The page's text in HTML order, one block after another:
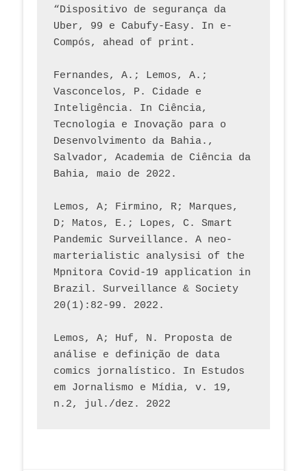
“Dispositivo de segurança da
Uber, 99 e Cabufy-Easy. In e-
Compós, ahead of print.
Fernandes, A.; Lemos, A.;
Vasconcelos, P. Cidade e
Inteligência. In Ciência,
Tecnologia e Inovação para o
Desenvolvimento da Bahia.,
Salvador, Academia de Ciência da
Bahia, maio de 2022.
Lemos, A; Firmino, R; Marques,
D; Matos, E.; Lopes, C. Smart
Pandemic Surveillance. A neo-
marterialistic analysisi of the
Mpnitora Covid-19 application in
Brazil. Surveillance & Society
20(1):82-99. 2022.
Lemos, A; Huf, N. Proposta de
análise e definição de data
comics jornalístico. In Estudos
em Jornalismo e Mídia, v. 19,
n.2, jul./dez. 2022